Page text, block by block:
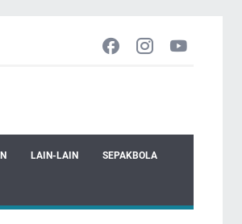
LAIN-LAIN SEPAKBOLA